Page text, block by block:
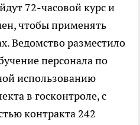
72-часовой курс и
чтобы применять
Ведомство разместило
персонала по
использованию
в госконтроле, с
контракта 242